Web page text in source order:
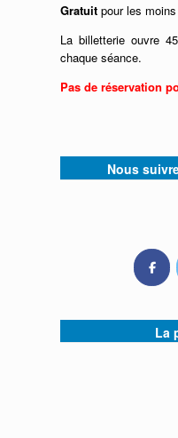
Gratuit pour les
La billetterie ouvre
chaque séance.
Pas de réservation
Nous
La